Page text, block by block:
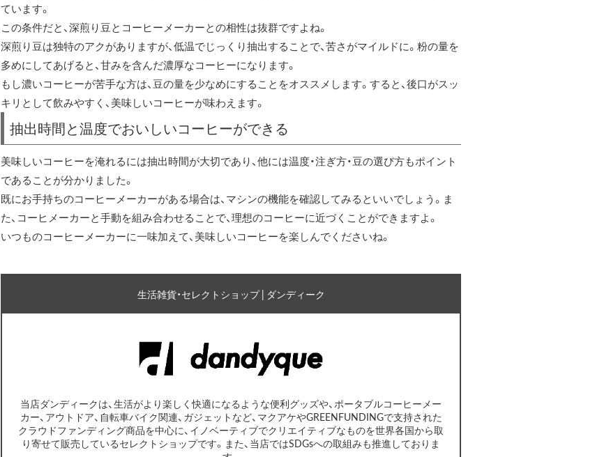
ています。
この条件だと、深煎り豆とコーヒーメーカーとの相性は抜群ですよね。
深煎り豆は独特のアクがありますが、低温でじっくり抽出することで、苦さがマイルドに。粉の量を
多めにしてあげると、甘みを含んだ濃厚なコーヒーになります。
もし濃いコーヒーが苦手な方は、豆の量を少なめにすることをオススメします。すると、後口がスッ
キリとして飲みやすく、美味しいコーヒーが味わえます。
抽出時間と温度でおいしいコーヒーができる
美味しいコーヒーを淹れるには抽出時間が大切であり、他には温度・注ぎ方・豆の選び方もポイント
であることが分かりました。
既にお手持ちのコーヒーメーカーがある場合は、マシンの機能を確認してみるといいでしょう。ま
た、コーヒメーカーと手動を組み合わせることで、理想のコーヒーに近づくことができますよ。
いつものコーヒーメーカーに一味加えて、美味しいコーヒーを楽しんでくださいね。
生活雑貨・セレクトショップ | ダンディーク
当店ダンディークは、生活がより楽しく快適になるような便利グッズや、ポータブルコーヒーメー
カー、アウトドア、自転車バイク関連、ガジェットなど、マクアケやGREENFUNDINGで支持された
クラウドファンディング商品を中心に、イノベーティブでクリエイティブなものを世界各国から取
り寄せて販売しているセレクトショップです。また、当店ではSDGsへの取組みも推進しておりま